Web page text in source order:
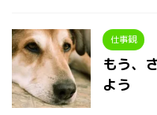
仕事観
もう、
よう